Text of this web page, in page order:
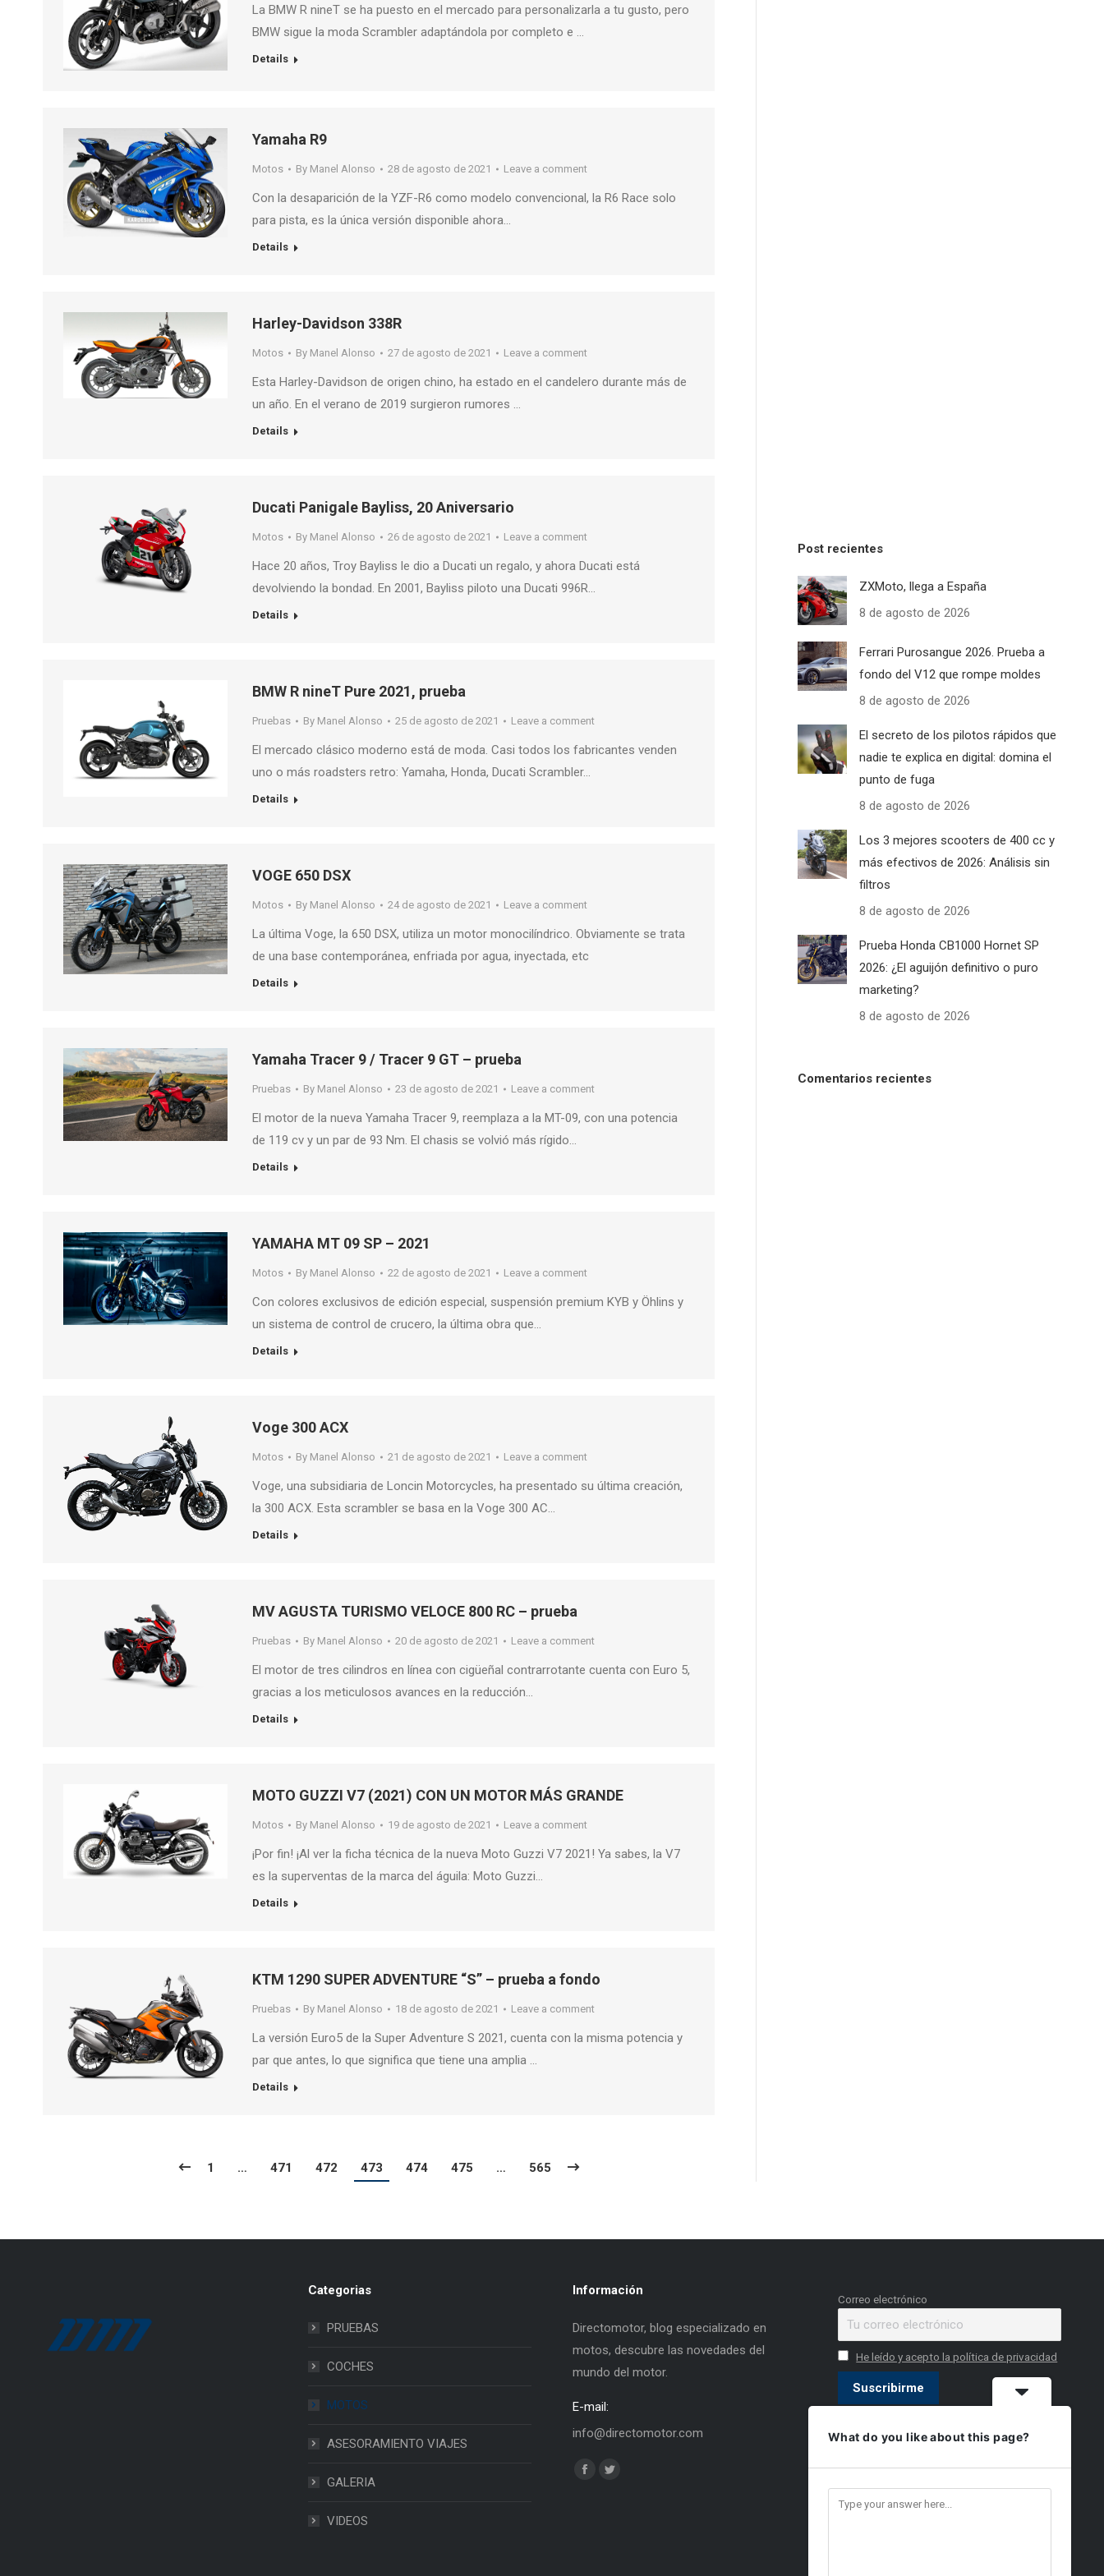
La BMW R nineT se ha puesto en el mercado para personalizarla a tu gusto, pero
BMW sigue la moda Scrambler adaptándola por completo e …
Details
Yamaha R9
Motos By Manel Alonso 28 de agosto de 2021 Leave a comment
Con la desaparición de la YZF-R6 como modelo convencional, la R6 Race solo
para pista, es la única versión disponible ahora…
Details
Harley-Davidson 338R
Motos By Manel Alonso 27 de agosto de 2021 Leave a comment
Esta Harley-Davidson de origen chino, ha estado en el candelero durante más de
un año. En el verano de 2019 surgieron rumores …
Details
Ducati Panigale Bayliss, 20 Aniversario
Motos By Manel Alonso 26 de agosto de 2021 Leave a comment
Hace 20 años, Troy Bayliss le dio a Ducati un regalo, y ahora Ducati está
devolviendo la bondad. En 2001, Bayliss piloto una Ducati 996R…
Details
BMW R nineT Pure 2021, prueba
Pruebas By Manel Alonso 25 de agosto de 2021 Leave a comment
El mercado clásico moderno está de moda. Casi todos los fabricantes venden
uno o más roadsters retro: Yamaha, Honda, Ducati Scrambler…
Details
VOGE 650 DSX
Motos By Manel Alonso 24 de agosto de 2021 Leave a comment
La última Voge, la 650 DSX, utiliza un motor monocilíndrico. Obviamente se trata
de una base contemporánea, enfriada por agua, inyectada, etc
Details
Yamaha Tracer 9 / Tracer 9 GT – prueba
Pruebas By Manel Alonso 23 de agosto de 2021 Leave a comment
El motor de la nueva Yamaha Tracer 9, reemplaza a la MT-09, con una potencia
de 119 cv y un par de 93 Nm. El chasis se volvió más rígido…
Details
YAMAHA MT 09 SP – 2021
Motos By Manel Alonso 22 de agosto de 2021 Leave a comment
Con colores exclusivos de edición especial, suspensión premium KYB y Öhlins y
un sistema de control de crucero, la última obra que…
Details
Voge 300 ACX
Motos By Manel Alonso 21 de agosto de 2021 Leave a comment
Voge, una subsidiaria de Loncin Motorcycles, ha presentado su última creación,
la 300 ACX. Esta scrambler se basa en la Voge 300 AC…
Details
MV AGUSTA TURISMO VELOCE 800 RC – prueba
Pruebas By Manel Alonso 20 de agosto de 2021 Leave a comment
El motor de tres cilindros en línea con cigüeñal contrarrotante cuenta con Euro 5,
gracias a los meticulosos avances en la reducción…
Details
MOTO GUZZI V7 (2021) CON UN MOTOR MÁS GRANDE
Motos By Manel Alonso 19 de agosto de 2021 Leave a comment
¡Por fin! ¡Al ver la ficha técnica de la nueva Moto Guzzi V7 2021! Ya sabes, la V7
es la superventas de la marca del águila: Moto Guzzi…
Details
KTM 1290 SUPER ADVENTURE “S” – prueba a fondo
Pruebas By Manel Alonso 18 de agosto de 2021 Leave a comment
La versión Euro5 de la Super Adventure S 2021, cuenta con la misma potencia y
par que antes, lo que significa que tiene una amplia …
Details
1 … 471 472 473 474 475 … 565
Post recientes
ZXMoto, llega a España
8 de agosto de 2026
Ferrari Purosangue 2026. Prueba a
fondo del V12 que rompe moldes
8 de agosto de 2026
El secreto de los pilotos rápidos que
nadie te explica en digital: domina el
punto de fuga
8 de agosto de 2026
Los 3 mejores scooters de 400 cc y
más efectivos de 2026: Análisis sin
filtros
8 de agosto de 2026
Prueba Honda CB1000 Hornet SP
2026: ¿El aguijón definitivo o puro
marketing?
8 de agosto de 2026
Comentarios recientes
Categorias
PRUEBAS
COCHES
MOTOS
ASESORAMIENTO VIAJES
GALERIA
VIDEOS
Información
Directomotor, blog especializado en
motos, descubre las novedades del
mundo del motor.
E-mail:
info@directomotor.com
Find us on:
Facebook
Twitter
Correo electrónico
He leído y acepto la política de privacidad
What do you like about this page?